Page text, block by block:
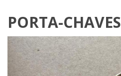
PORTA-CHAVES